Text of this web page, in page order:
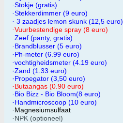
·Stokje (gratis)
·Stekkerdimmer (9 euro)
· 3 zaadjes lemon skunk (12,5 euro)
·Vuurbestendige spray (8 euro)
·Zeef (panty, gratis)
· Brandblusser (5 euro)
· Ph-meter (6.99 euro)
·vochtigheidsmeter (4.19 euro)
·Zand (1.33 euro)
·Propegator (3,50 euro)
·Butaangas (0.90 euro)
· Bio Bizz - Bio Bloom(8 euro)
·Handmicroscoop (10 euro)
· Magnesiumsulfaat
· NPK (optioneel)